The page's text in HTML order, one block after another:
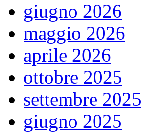
giugno 2026
maggio 2026
aprile 2026
ottobre 2025
settembre 2025
giugno 2025